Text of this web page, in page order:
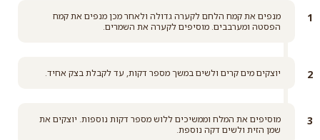
מנפים את קמח הלחם לקערה גדולה ולאחר מכן מנפים את קמח
הפסטה ומערבבים. מוסיפים לקערה את השמרים.
יוצקים מים קרים ולשים במשך מספר דקות, עד לקבלת בצק אחיד.
מוסיפים את המלח וממשיכים ללוש מספר דקות נוספות. יוצקים את
שמן הזית ולשים דקה נוספת.